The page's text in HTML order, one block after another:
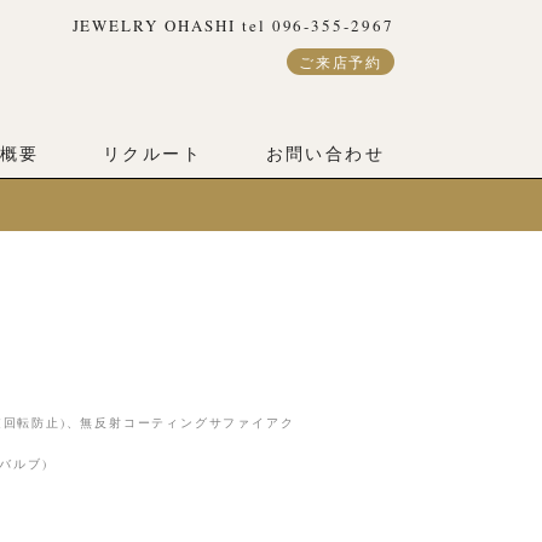
JEWELRY OHASHI tel 096-355-2967
ご来店予約
要 リクルート お問い合わせ
転防止)、無反射コーティングサファイアク
ルブ)